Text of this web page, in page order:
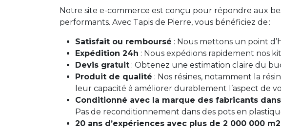
Notre site e-commerce est conçu pour répondre aux
performants. Avec Tapis de Pierre, vous bénéficiez de :
Satisfait ou remboursé : Nous mettons un point
Expédition 24h : Nous expédions rapidement nos
Devis gratuit : Obtenez une estimation claire du
Produit de qualité : Nos résines, notamment la
leur capacité à améliorer durablement l’aspect de
Conditionné avec la marque des fabricants
Pas de reconditionnement dans des pots en
20 ans d’expériences avec plus de 2 000 000